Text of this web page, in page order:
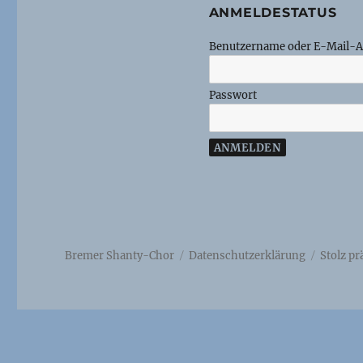
ANMELDESTATUS
Benutzername oder E-Mail-
Passwort
Bremer Shanty-Chor Datenschutzerklärung Stolz